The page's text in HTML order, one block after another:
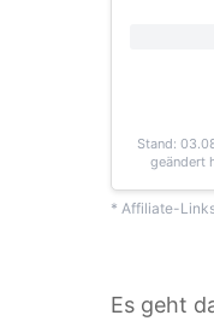
Stand:
geändert
* Affiliate-
Es geht